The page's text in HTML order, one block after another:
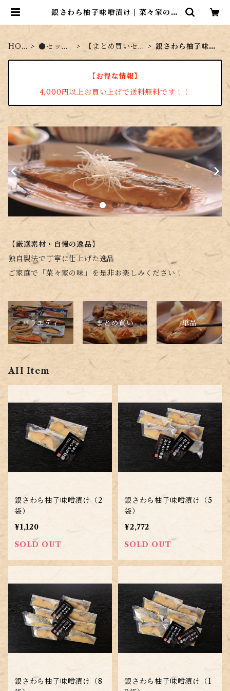
銀さわら柚子味噌漬け | 菜々家のお
HO
●セット
【まとめ買いセ
銀さわら柚子味噌
【お得な情報】
4,000円以上お買い上げで送料無料です！！
【厳選素材・自慢の逸品】
独自製法で丁寧に仕上げた逸品
ご家庭で「菜々家の味」を是非お楽しみください！
バラエティ まとめ買い 単品
AII Item
銀さわら柚子味噌漬け（2
袋）
¥1,120
SOLD OUT
銀さわら柚子味噌漬け（5
袋）
¥2,772
SOLD OUT
銀さわら柚子味噌漬け（8
銀さわら柚子味噌漬け（1